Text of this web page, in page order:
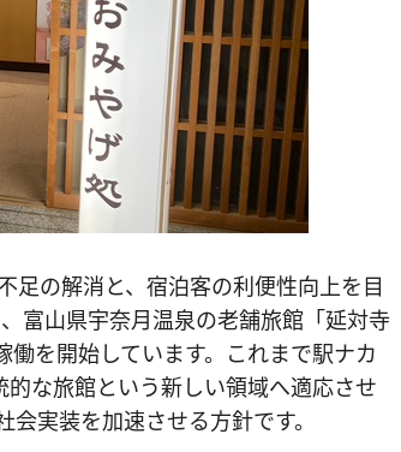
足の解消と、宿泊客の利便性向上を目
富山県宇奈月温泉の老舗旅館「延対寺
働を開始しています。これまで駅ナカ
な旅館という新しい領域へ適応させ
実装を加速させる方針です。